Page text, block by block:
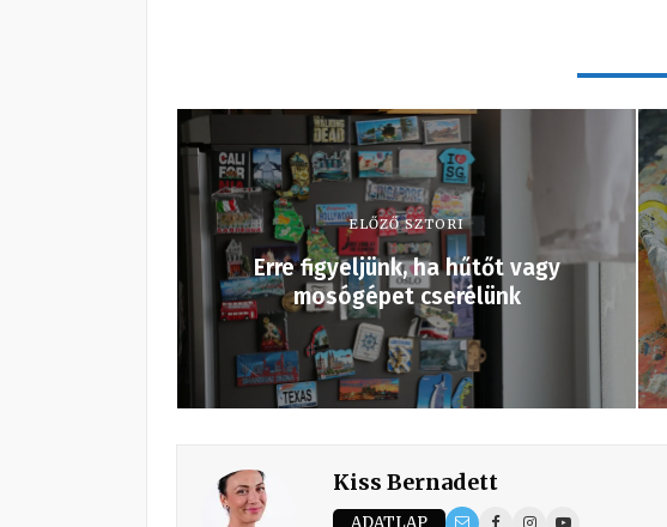
ELŐZŐ SZTORI
Erre figyeljünk, ha hűtőt vagy
mosógépet cserélünk
Kiss Bernadett